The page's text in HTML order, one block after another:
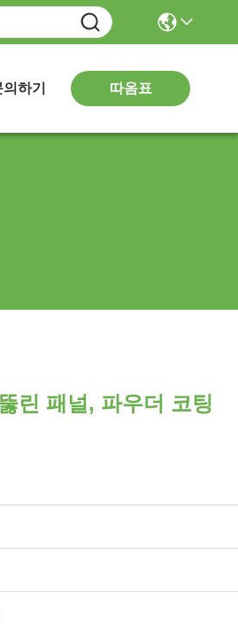
의하기 따옴표
린 패널, 파우더 코팅